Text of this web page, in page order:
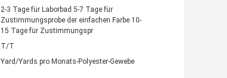
2-3 Tage für Laborbad 5-7 Tage für
Zustimmungsprobe der einfachen Farbe 10-
15 Tage für Zustimmungspr
T/T
Yard/Yards pro Monats-Polyester-Gewebe